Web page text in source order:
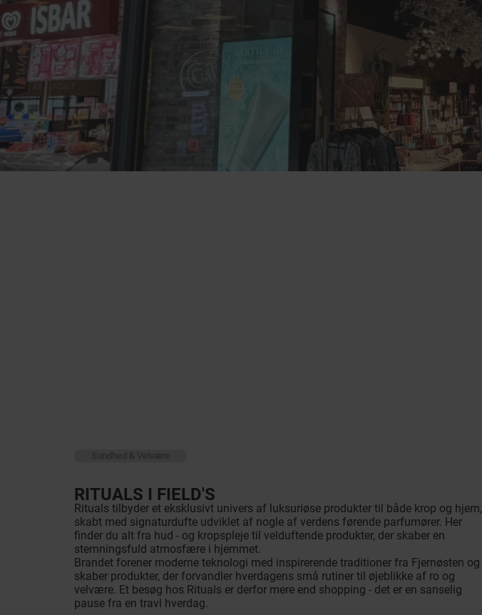
Sundhed & Velvære
RITUALS I FIELD'S
Rituals tilbyder et eksklusivt univers af luksuriøse produkter til både krop og hjem,
skabt med signaturdufte udviklet af nogle af verdens førende parfumører. Her
finder du alt fra hud - og kropspleje til velduftende produkter, der skaber en
stemningsfuld atmosfære i hjemmet.
Brandet forener moderne teknologi med inspirerende traditioner fra Fjernøsten og
skaber produkter, der forvandler hverdagens små rutiner til øjeblikke af ro og
velvære. Et besøg hos Rituals er derfor mere end shopping - det er en sanselig
pause fra en travl hverdag.